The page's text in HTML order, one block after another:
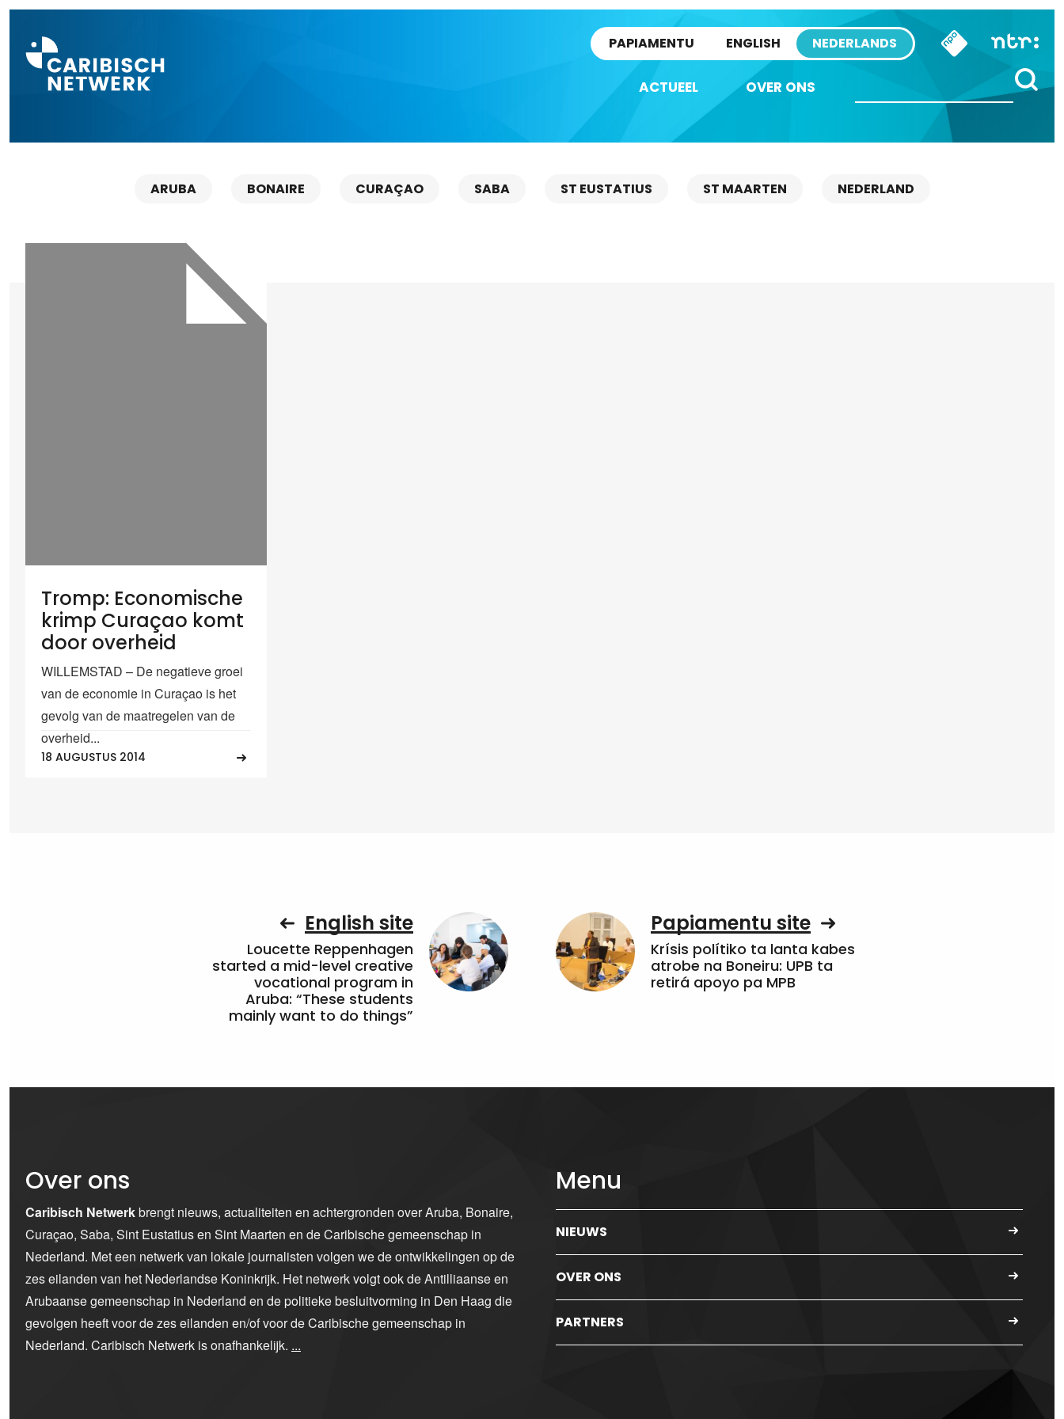
PAPIAMENTU ENGLISH NEDERLANDS
ACTUEEL OVER ONS
ARUBA BONAIRE CURAÇAO SABA ST EUSTATIUS ST MAARTEN NEDERLAND
Tromp: Economische
krimp Curaçao komt
door overheid
WILLEMSTAD – De negatieve groei
van de economie in Curaçao is het
gevolg van de maatregelen van de
overheid...
18 AUGUSTUS 2014
English site
Loucette Reppenhagen
started a mid-level creative
vocational program in
Aruba: “These students
mainly want to do things”
Papiamentu site
Krísis polítiko ta lanta kabes
atrobe na Boneiru: UPB ta
retirá apoyo pa MPB
Over ons
Caribisch Netwerkbrengt nieuws, actualiteiten en achtergronden over Aruba, Bonaire,
Curaçao, Saba, Sint Eustatius en Sint Maarten en de Caribische gemeenschap in
Nederland. Met een netwerk van lokale journalisten volgen we de ontwikkelingen op de
zes eilanden van het Nederlandse Koninkrijk. Het netwerk volgt ook de Antilliaanse en
Arubaanse gemeenschap in Nederland en de politieke besluitvorming in Den Haag die
gevolgen heeft voor de zes eilanden en/of voor de Caribische gemeenschap in
Nederland. Caribisch Netwerk is onafhankelijk. ...
Menu
NIEUWS
OVER ONS
PARTNERS